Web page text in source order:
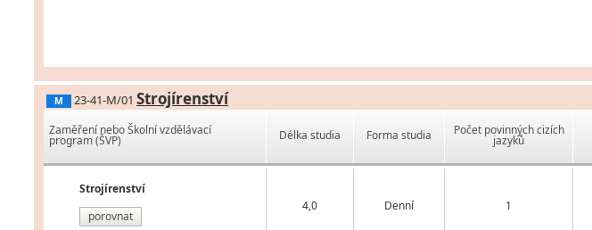
M 23-41-M/01 Strojírenství
Zaměření nebo Školní vzdělávací
program (ŠVP)
Strojírenství
porovnat
Délka studia Forma studia Počet povinných cizích
jazyků
4,0 Denní 1